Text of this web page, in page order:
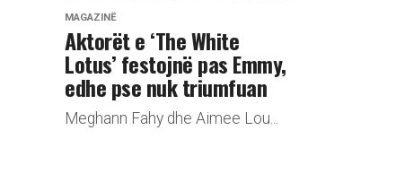
MAGAZINË
Aktorët e ‘The White
Lotus’ festojnë pas Emmy,
edhe pse nuk triumfuan
Meghann Fahy dhe Aimee Lou...